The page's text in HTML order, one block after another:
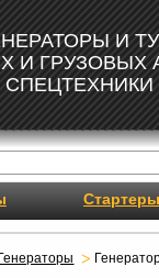
И
И ГРУЗОВЫХ
СПЕЦТЕХНИКИ
Стартеры
Генераторы